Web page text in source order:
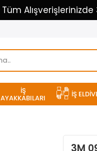
Tüm
İŞ
AYAKKABILARI İŞ
3M